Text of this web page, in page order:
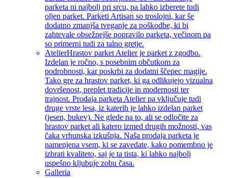
parketa ni najbolj pri srcu, pa lahko izberete tudi
oljen parket. Parketi Artisan so troslojni, kar še
dodatno zmanjša tveganje za poškodbe, ki bi
zahtevale obsežnejše popravilo parketa, večinom pa
so primerni tudi za talno gretje.
AtelierHrastov parket Atelier je parket z zgodbo.
Izdelan je ročno, s posebnim občutkom za
podrobnosti, kar poskrbi za dodatni ščepec magije.
Tako gre za hrastov parket, ki ga odlikujejo vizualna
dovršenost, preplet tradicije in modernosti ter
trajnost. Prodaja parketa Atelier pa vključuje tudi
druge vrste lesa, iz katerih je lahko izdelan parket
(jesen, bukev). Ne glede na to, ali se odločite za
hrastov parket ali katero izmed drugih možnosti, vas
čaka vrhunska izkušnja. Naša prodaja parketa je
namenjena vsem, ki se zavedate, kako pomembno je
izbrati kvaliteto, saj je ta tista, ki lahko najbolj
uspešno kljubuje zobu časa.
Galleria